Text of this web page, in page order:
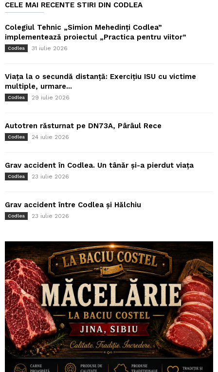
CELE MAI RECENTE STIRI DIN CODLEA
Colegiul Tehnic „Simion Mehedinți Codlea”
implementează proiectul „Practica pentru viitor”
Codlea 31 iulie 2026
Viața la o secundă distanță: Exercițiu ISU cu victime
multiple, urmare...
Codlea 29 iulie 2026
Autotren răsturnat pe DN73A, Pârâul Rece
Codlea 24 iulie 2026
Grav accident în Codlea. Un tânăr și-a pierdut viața
Codlea 23 iulie 2026
Grav accident între Codlea și Hălchiu
Codlea 23 iulie 2026